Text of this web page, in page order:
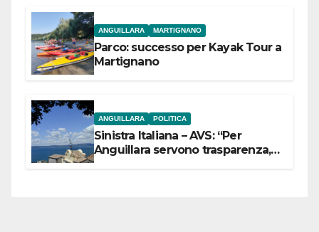
ANGUILLARA MARTIGNANO
Parco: successo per Kayak Tour a
Martignano
ANGUILLARA POLITICA
Sinistra Italiana – AVS: “Per
Anguillara servono trasparenza,